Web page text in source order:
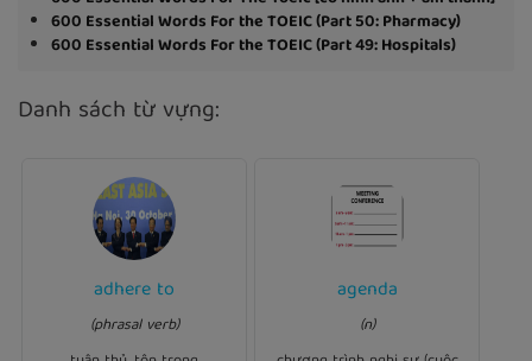
600 Essential Words For the TOEIC (Part 50: Pharmacy)
600 Essential Words For the TOEIC (Part 49: Hospitals)
Danh sách từ vựng:
adhere to
(phrasal verb)
Ví dụ:
The chairman never
his own rules.
agenda
(n)
agenda
was sent out
three weeks ago so that